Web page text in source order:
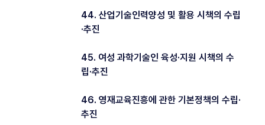
44. 산업기술인력양성 및 활용 시책의 수립
·추진
45. 여성 과학기술인 육성·지원 시책의 수
립·추진
46. 영재교육진흥에 관한 기본정책의 수립·
추진